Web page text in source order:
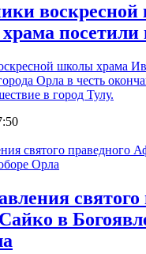
посетили
школы храма
Орла в честь
в город Тулу.
святого
в